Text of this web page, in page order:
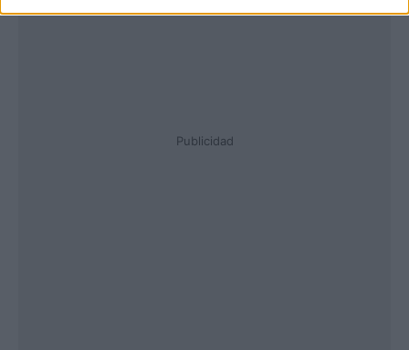
Publicidad